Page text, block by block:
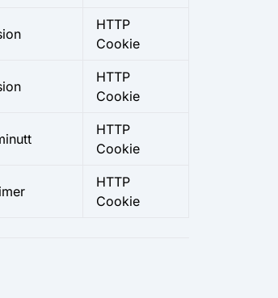
HTTP
Cookie
HTTP
Cookie
HTTP
Cookie
HTTP
Cookie